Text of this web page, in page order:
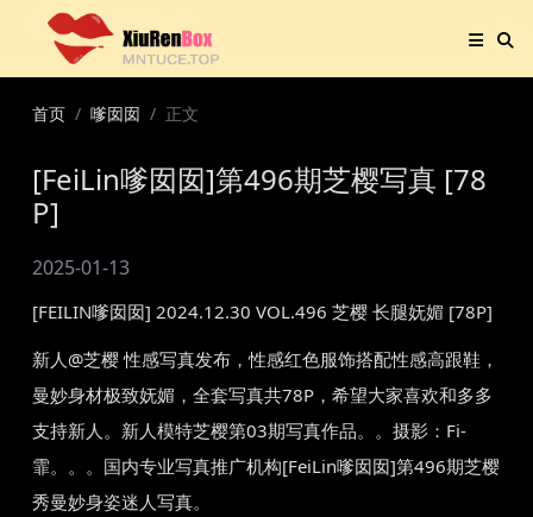
首页 嗲囡囡 正文
[FeiLin嗲囡囡]第496期芝樱写真 [78
P]
2025-01-13
[FEILIN嗲囡囡] 2024.12.30 VOL.496 芝樱 长腿妩媚 [78P]
新人@芝樱 性感写真发布，性感红色服饰搭配性感高跟鞋，
曼妙身材极致妩媚，全套写真共78P，希望大家喜欢和多多
支持新人。新人模特芝樱第03期写真作品。。摄影：Fi-
霏。。。国内专业写真推广机构[FeiLin嗲囡囡]第496期芝樱
秀曼妙身姿迷人写真。